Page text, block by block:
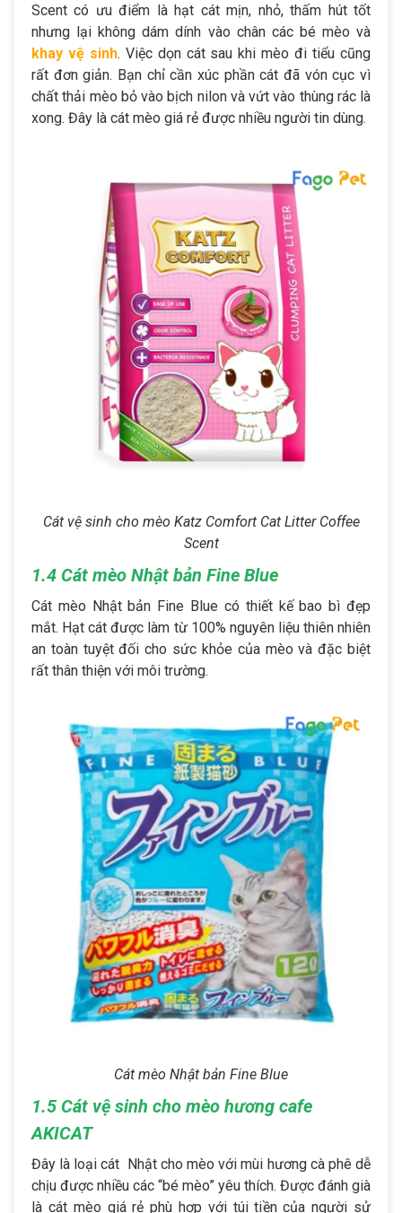
Scent có ưu điểm là hạt cát mịn, nhỏ, thấm hút tốt
nhưng lại không dám dính vào chân các bé mèo và
khay vệ sinh. Việc dọn cát sau khi mèo đi tiểu cũng
rất đơn giản. Bạn chỉ cần xúc phần cát đã vón cục vì
chất thải mèo bỏ vào bịch nilon và vứt vào thùng rác là
xong. Đây là cát mèo giá rẻ được nhiều người tin dùng.
Cát vệ sinh cho mèo Katz Comfort Cat Litter Coffee
Scent
1.4 Cát mèo Nhật bản Fine Blue
Cát mèo Nhật bản Fine Blue có thiết kế bao bì đẹp
mắt. Hạt cát được làm từ 100% nguyên liệu thiên nhiên
an toàn tuyệt đối cho sức khỏe của mèo và đặc biệt
rất thân thiện với môi trường.
Cát mèo Nhật bản Fine Blue
1.5 Cát vệ sinh cho mèo hương cafe
AKICAT
Đây là loại cát Nhật cho mèo với mùi hương cà phê dễ
chịu được nhiều các “bé mèo” yêu thích. Được đánh già
là cát mèo giá rẻ phù hợp với túi tiền của người sử